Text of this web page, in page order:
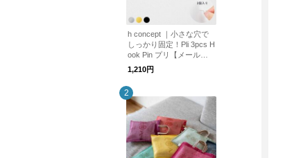
h concept ｜小さな穴で
しっかり固定！Pli 3pcs H
ook Pin プリ【メール便
可】
1,210円